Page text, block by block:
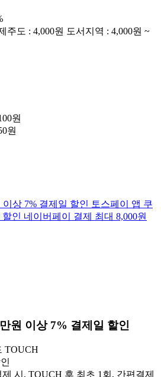
주도 : 4,000원 도서지역 : 4,000원 ~
원
원
상 7% 결제일 할인 토스페이 앱 쿠
인 네이버페이 결제 최대 8,000원
원 이상 7% 결제일 할인
TOUCH
시, TOUCH 후 최초 1회, 간편결제